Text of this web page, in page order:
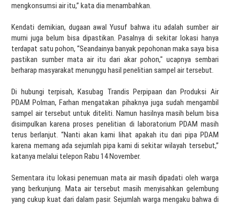
mengkonsumsi air itu,” kata dia menambahkan.
Kendati demikian, dugaan awal Yusuf bahwa itu adalah sumber air
murni juga belum bisa dipastikan. Pasalnya di sekitar lokasi hanya
terdapat satu pohon, “Seandainya banyak pepohonan maka saya bisa
pastikan sumber mata air itu dari akar pohon," ucapnya sembari
berharap masyarakat menunggu hasil penelitian sampel air tersebut.
Di hubungi terpisah, Kasubag Trandis Perpipaan dan Produksi Air
PDAM Polman, Farhan mengatakan pihaknya juga sudah mengambil
sampel air tersebut untuk diteliti. Namun hasilnya masih belum bisa
disimpulkan karena proses penelitian di laboratorium PDAM masih
terus berlanjut. “Nanti akan kami lihat apakah itu dari pipa PDAM
karena memang ada sejumlah pipa kami di sekitar wilayah tersebut,”
katanya melalui telepon Rabu 14 November.
Sementara itu lokasi penemuan mata air masih dipadati oleh warga
yang berkunjung. Mata air tersebut masih menyisahkan gelembung
yang cukup kuat dari dalam pasir. Sejumlah warga mengaku bahwa di